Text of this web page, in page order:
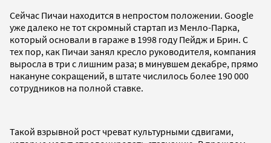
Сейчас Пичаи находится в непростом положении. Google
уже далеко не тот скромный стартап из Менло-Парка,
который основали в гараже в 1998 году Пейдж и Брин. С
тех пор, как Пичаи занял кресло руководителя, компания
выросла в три с лишним раза; в минувшем декабре, прямо
накануне сокращений, в штате числилось более 190 000
сотрудников на полной ставке.
Такой взрывной рост чреват культурными сдвигами,